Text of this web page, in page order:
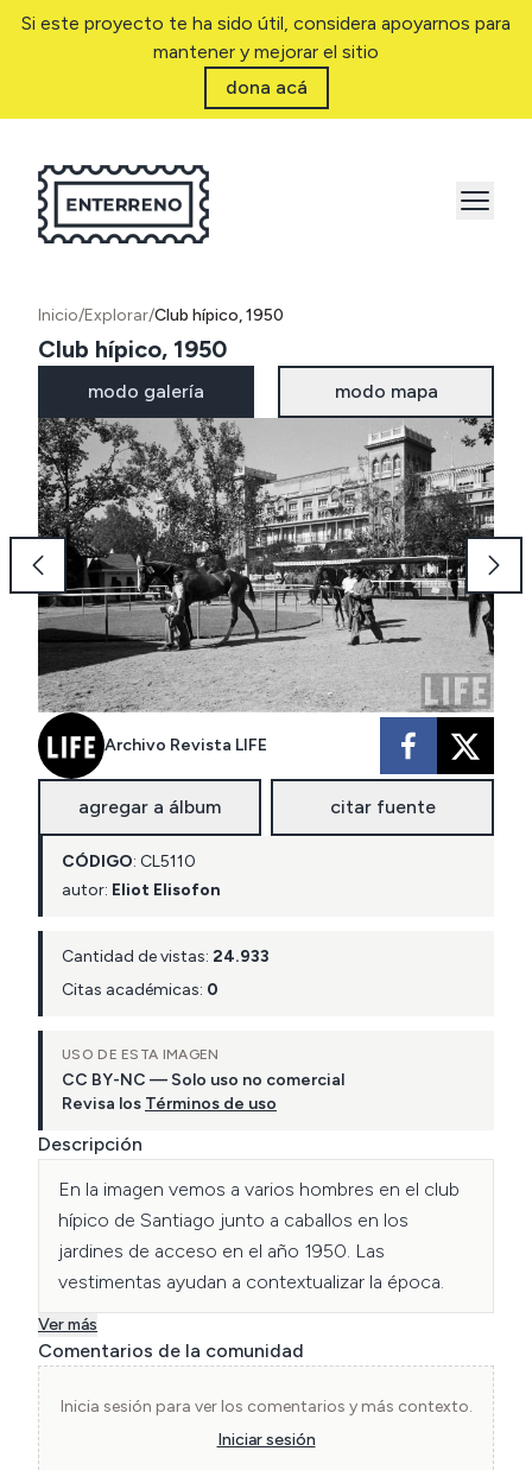
Si este proyecto te ha sido útil, considera apoyarnos para
mantener y mejorar el sitio
dona acá
Inicio/Explorar/Club hípico, 1950
Club hípico, 1950
modo galería modo mapa
Archivo Revista LIFE
agregar a álbum citar fuente
CÓDIGO: CL5110
autor: Eliot Elisofon
Cantidad de vistas: 24.933
Citas académicas: 0
USO DE ESTA IMAGEN
CC BY-NC — Solo uso no comercial
Revisa los Términos de uso
Descripción
En la imagen vemos a varios hombres en el club
hípico de Santiago junto a caballos en los
jardines de acceso en el año 1950. Las
vestimentas ayudan a contextualizar la época.
Ver más
Comentarios de la comunidad
Inicia sesión para ver los comentarios y más contexto.
Iniciar sesión